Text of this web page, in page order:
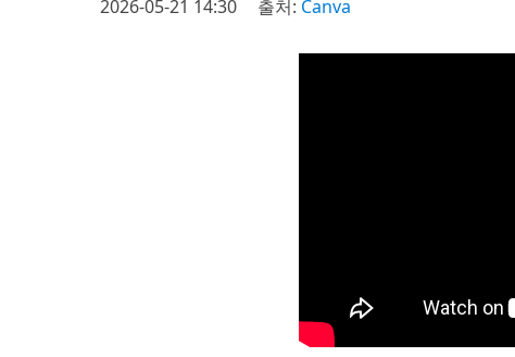
2026-05-21 14:30 출처: Canva